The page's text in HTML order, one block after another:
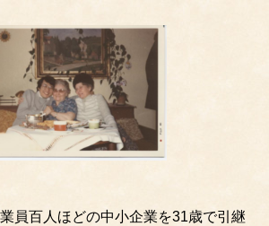
員百人ほどの中小企業を31歳で引継